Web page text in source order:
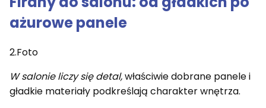
ażurowe panele
2.Foto
W salonie liczy się detal,właściwie dobrane panele i
gładkie materiały podkreślają charakter wnętrza.